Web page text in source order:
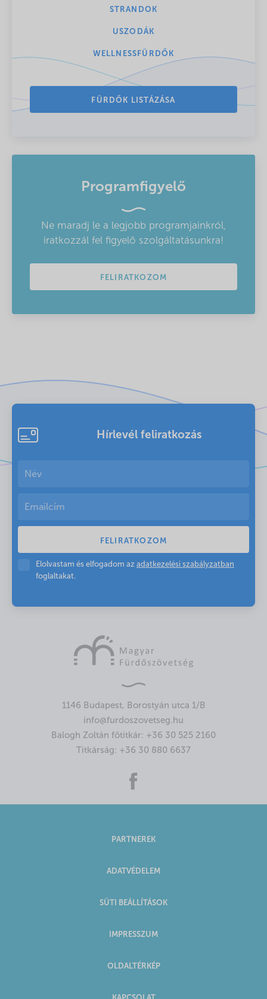
STRANDOK
USZODÁK
WELLNESSFÜRDŐK
FÜRDŐK LISTÁZÁSA
Programfigyelő
Ne maradj le a legjobb programjainkról,
iratkozzál fel figyelő szolgáltatásunkra!
FELIRATKOZOM
Hírlevél feliratkozás
Elolvastam és elfogadom az adatkezelési szabályzatban
foglaltakat.
1146 Budapest, Borostyán utca 1/B
info@furdoszovetseg.hu
Balogh Zoltán főtitkár: +36 30 525 2160
Titkárság: +36 30 880 6637
PARTNEREK
ADATVÉDELEM
SÜTI BEÁLLÍTÁSOK
IMPRESSZUM
OLDALTÉRKÉP